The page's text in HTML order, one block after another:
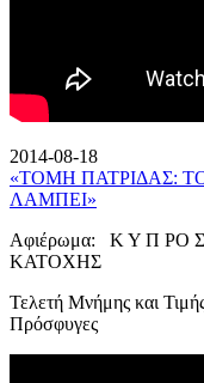
2014-08-18
«ΤΟΜΗ ΠΑΤΡΙΔΑΣ:
ΛΑΜΠΕΙ»
Αφιέρωμα: Κ Υ Π ΡΟ
ΚΑΤΟΧΗΣ
Τελετή Μνήμης και
Πρόσφυγες